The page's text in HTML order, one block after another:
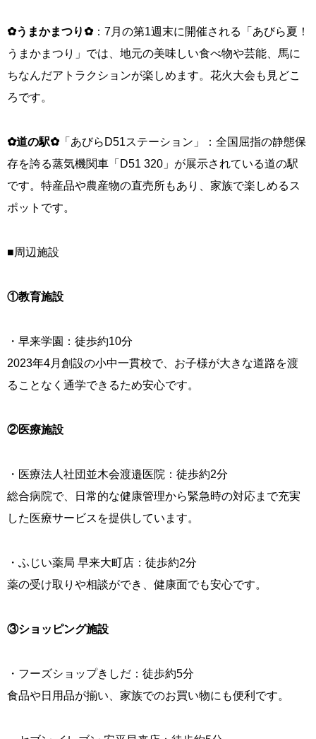
✿うまかまつり✿：7月の第1週末に開催される「あびら夏！
うまかまつり」では、地元の美味しい食べ物や芸能、馬に
ちなんだアトラクションが楽しめます。花火大会も見どこ
ろです。
✿道の駅✿「あびらD51ステーション」：全国屈指の静態保
存を誇る蒸気機関車「D51 320」が展示されている道の駅
です。特産品や農産物の直売所もあり、家族で楽しめるス
ポットです。
■周辺施設
①教育施設
・早来学園：徒歩約10分
2023年4月創設の小中一貫校で、お子様が大きな道路を渡
ることなく通学できるため安心です。
②医療施設
・医療法人社団並木会渡邉医院：徒歩約2分
総合病院で、日常的な健康管理から緊急時の対応まで充実
した医療サービスを提供しています。
・ふじい薬局 早来大町店：徒歩約2分
薬の受け取りや相談ができ、健康面でも安心です。
③ショッピング施設
・フーズショップきしだ：徒歩約5分
食品や日用品が揃い、家族でのお買い物にも便利です。